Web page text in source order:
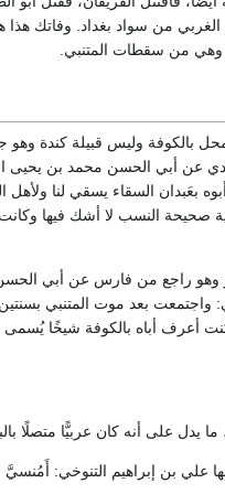
الغربي من سواد بغداد. وفاتك
وهي من سقطات المتنبي.
بالكوفة وليس قبيلة كندة
عن أبي الحسن محمد بن يحيى
بعَبدان السقاء يسقي لنا ولأهل
صحيحة النسب لا أشك فيها
وهو راجع من فارس عن أبي
بعد موت المتنبي
أعرف أباه بالكوفة شيخًا
يدل على أنه كان عربيًّا متصلًا
علي بن إبراهيم التنوخي: